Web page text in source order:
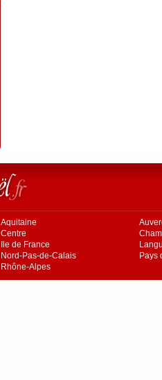
Aquitaine
Centre
Ile de France
Nord-Pas-de-Calais
Pays
Rhône-Alpes